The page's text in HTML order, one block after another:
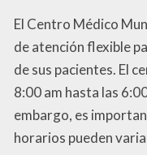
El Centro Médico
de atención flexible
de sus pacientes. El
8:00 am hasta las
embargo, es
horarios pueden